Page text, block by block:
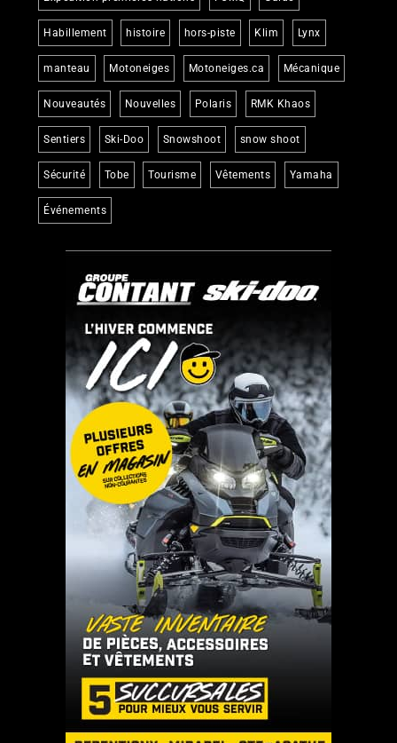
Habillement histoire hors-piste Klim Lynx
manteau Motoneiges Motoneiges.ca Mécanique
Nouveautés Nouvelles Polaris RMK Khaos
Sentiers Ski-Doo Snowshoot snow shoot
Sécurité Tobe Tourisme Vêtements Yamaha
Événements